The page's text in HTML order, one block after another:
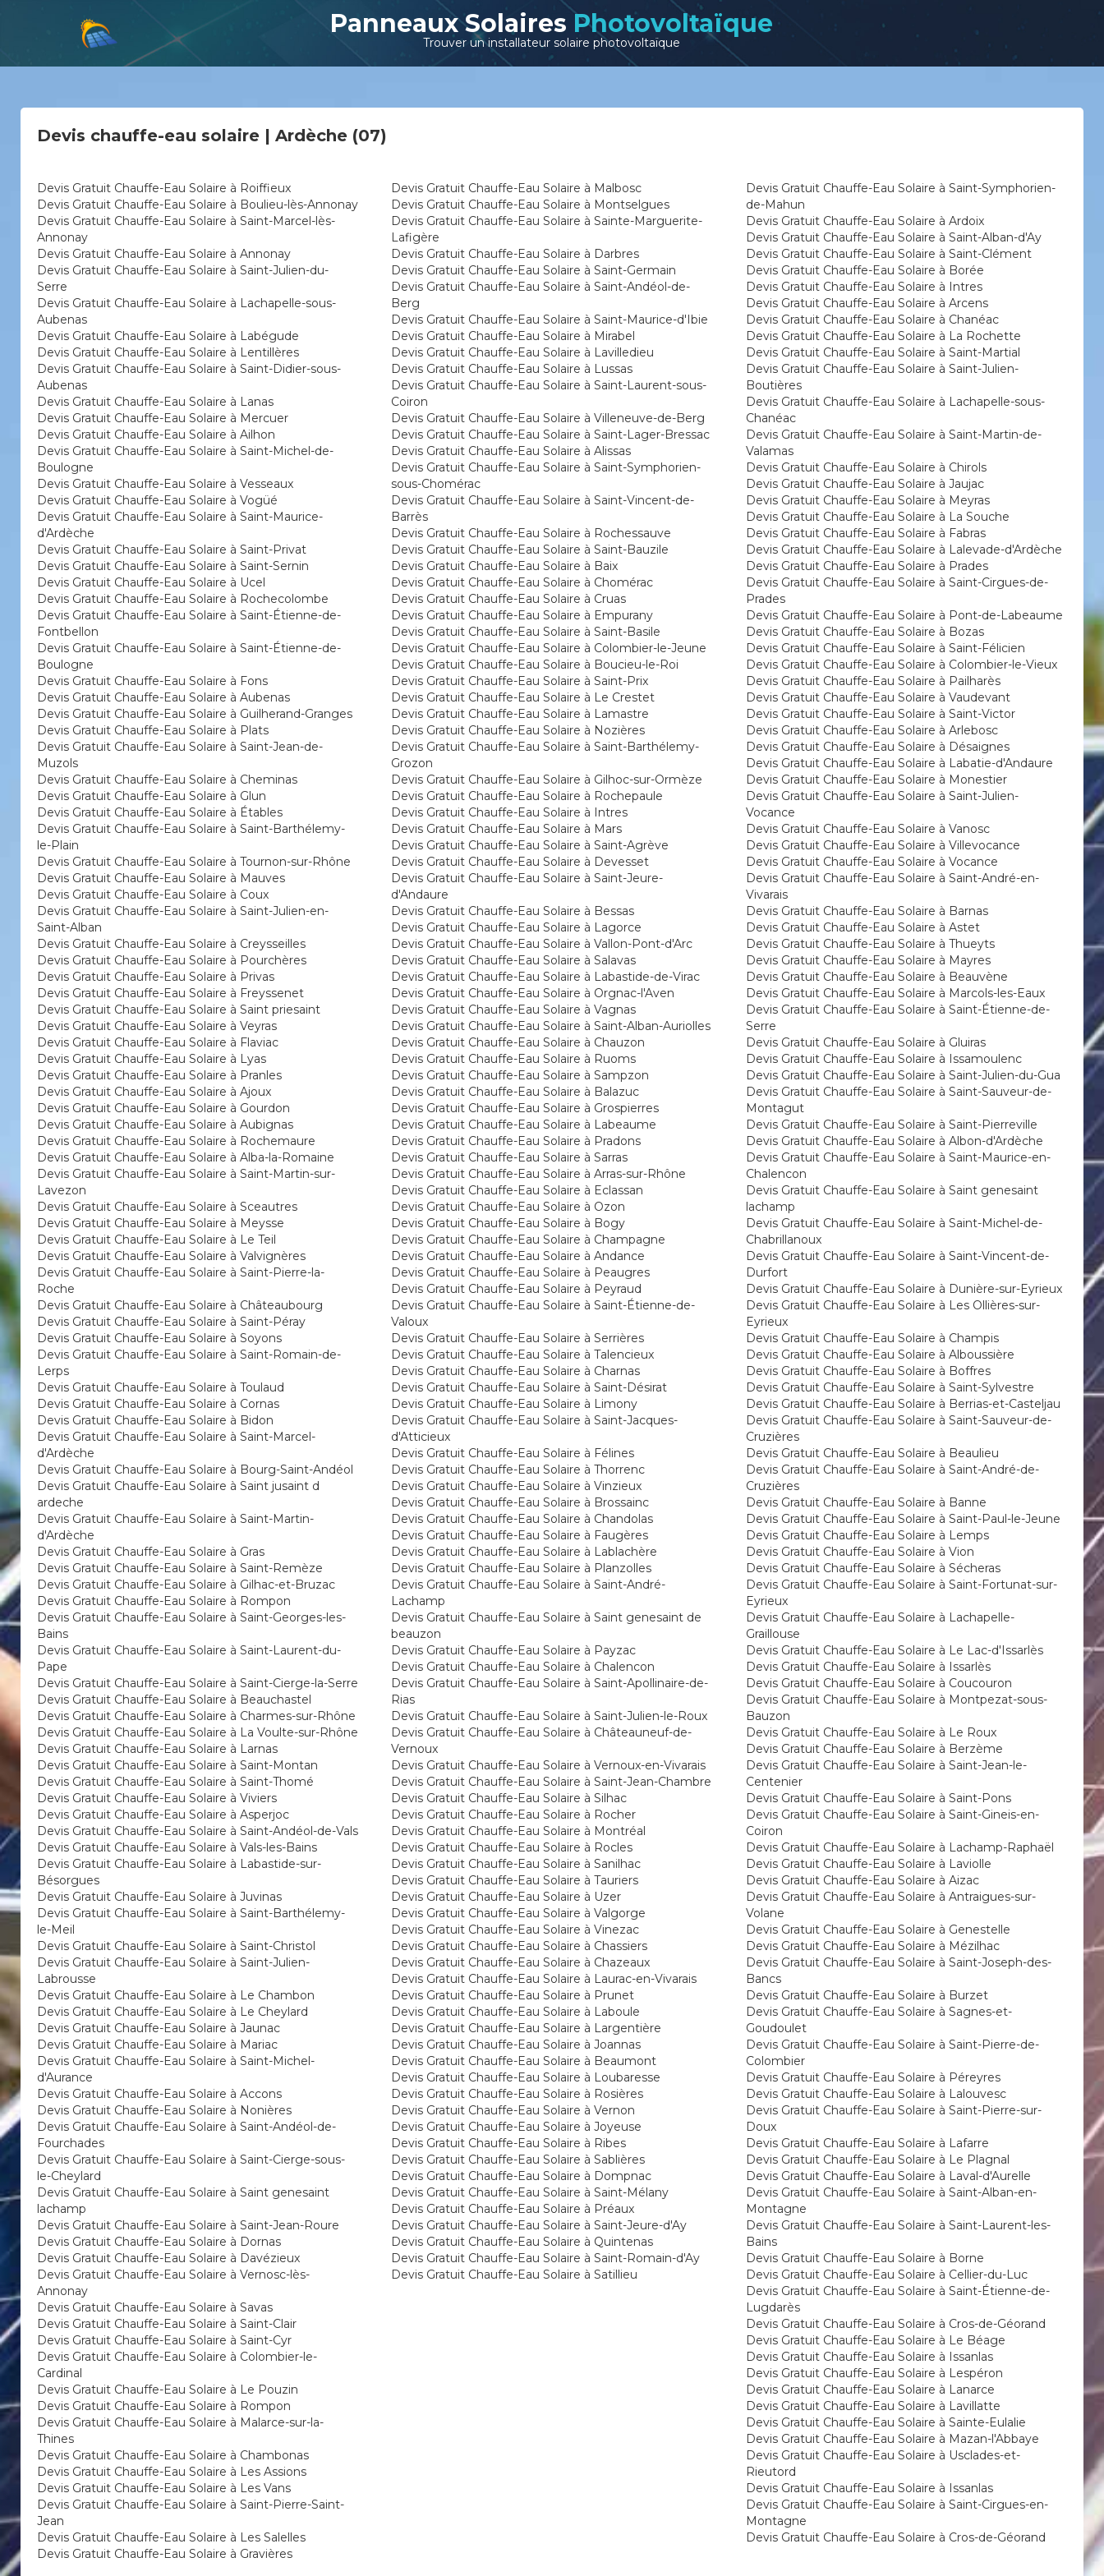
Panneaux Solaires Photovoltaïque
Trouver un installateur solaire photovoltaïque
Devis chauffe-eau solaire | Ardèche (07)
Devis Gratuit Chauffe-Eau Solaire à Roiffieux
Devis Gratuit Chauffe-Eau Solaire à Boulieu-lès-Annonay
Devis Gratuit Chauffe-Eau Solaire à Saint-Marcel-lès-
Annonay
Devis Gratuit Chauffe-Eau Solaire à Annonay
Devis Gratuit Chauffe-Eau Solaire à Saint-Julien-du-
Serre
Devis Gratuit Chauffe-Eau Solaire à Lachapelle-sous-
Aubenas
Devis Gratuit Chauffe-Eau Solaire à Labégude
Devis Gratuit Chauffe-Eau Solaire à Lentillères
Devis Gratuit Chauffe-Eau Solaire à Saint-Didier-sous-
Aubenas
Devis Gratuit Chauffe-Eau Solaire à Lanas
Devis Gratuit Chauffe-Eau Solaire à Mercuer
Devis Gratuit Chauffe-Eau Solaire à Ailhon
Devis Gratuit Chauffe-Eau Solaire à Saint-Michel-de-
Boulogne
Devis Gratuit Chauffe-Eau Solaire à Vesseaux
Devis Gratuit Chauffe-Eau Solaire à Vogüé
Devis Gratuit Chauffe-Eau Solaire à Saint-Maurice-
d'Ardèche
Devis Gratuit Chauffe-Eau Solaire à Saint-Privat
Devis Gratuit Chauffe-Eau Solaire à Saint-Sernin
Devis Gratuit Chauffe-Eau Solaire à Ucel
Devis Gratuit Chauffe-Eau Solaire à Rochecolombe
Devis Gratuit Chauffe-Eau Solaire à Saint-Étienne-de-
Fontbellon
Devis Gratuit Chauffe-Eau Solaire à Saint-Étienne-de-
Boulogne
Devis Gratuit Chauffe-Eau Solaire à Fons
Devis Gratuit Chauffe-Eau Solaire à Aubenas
Devis Gratuit Chauffe-Eau Solaire à Guilherand-Granges
Devis Gratuit Chauffe-Eau Solaire à Plats
Devis Gratuit Chauffe-Eau Solaire à Saint-Jean-de-
Muzols
Devis Gratuit Chauffe-Eau Solaire à Cheminas
Devis Gratuit Chauffe-Eau Solaire à Glun
Devis Gratuit Chauffe-Eau Solaire à Étables
Devis Gratuit Chauffe-Eau Solaire à Saint-Barthélemy-
le-Plain
Devis Gratuit Chauffe-Eau Solaire à Tournon-sur-Rhône
Devis Gratuit Chauffe-Eau Solaire à Mauves
Devis Gratuit Chauffe-Eau Solaire à Coux
Devis Gratuit Chauffe-Eau Solaire à Saint-Julien-en-
Saint-Alban
Devis Gratuit Chauffe-Eau Solaire à Creysseilles
Devis Gratuit Chauffe-Eau Solaire à Pourchères
Devis Gratuit Chauffe-Eau Solaire à Privas
Devis Gratuit Chauffe-Eau Solaire à Freyssenet
Devis Gratuit Chauffe-Eau Solaire à Saint priesaint
Devis Gratuit Chauffe-Eau Solaire à Veyras
Devis Gratuit Chauffe-Eau Solaire à Flaviac
Devis Gratuit Chauffe-Eau Solaire à Lyas
Devis Gratuit Chauffe-Eau Solaire à Pranles
Devis Gratuit Chauffe-Eau Solaire à Ajoux
Devis Gratuit Chauffe-Eau Solaire à Gourdon
Devis Gratuit Chauffe-Eau Solaire à Aubignas
Devis Gratuit Chauffe-Eau Solaire à Rochemaure
Devis Gratuit Chauffe-Eau Solaire à Alba-la-Romaine
Devis Gratuit Chauffe-Eau Solaire à Saint-Martin-sur-
Lavezon
Devis Gratuit Chauffe-Eau Solaire à Sceautres
Devis Gratuit Chauffe-Eau Solaire à Meysse
Devis Gratuit Chauffe-Eau Solaire à Le Teil
Devis Gratuit Chauffe-Eau Solaire à Valvignères
Devis Gratuit Chauffe-Eau Solaire à Saint-Pierre-la-
Roche
Devis Gratuit Chauffe-Eau Solaire à Châteaubourg
Devis Gratuit Chauffe-Eau Solaire à Saint-Péray
Devis Gratuit Chauffe-Eau Solaire à Soyons
Devis Gratuit Chauffe-Eau Solaire à Saint-Romain-de-
Lerps
Devis Gratuit Chauffe-Eau Solaire à Toulaud
Devis Gratuit Chauffe-Eau Solaire à Cornas
Devis Gratuit Chauffe-Eau Solaire à Bidon
Devis Gratuit Chauffe-Eau Solaire à Saint-Marcel-
d'Ardèche
Devis Gratuit Chauffe-Eau Solaire à Bourg-Saint-Andéol
Devis Gratuit Chauffe-Eau Solaire à Saint jusaint d
ardeche
Devis Gratuit Chauffe-Eau Solaire à Saint-Martin-
d'Ardèche
Devis Gratuit Chauffe-Eau Solaire à Gras
Devis Gratuit Chauffe-Eau Solaire à Saint-Remèze
Devis Gratuit Chauffe-Eau Solaire à Gilhac-et-Bruzac
Devis Gratuit Chauffe-Eau Solaire à Rompon
Devis Gratuit Chauffe-Eau Solaire à Saint-Georges-les-
Bains
Devis Gratuit Chauffe-Eau Solaire à Saint-Laurent-du-
Pape
Devis Gratuit Chauffe-Eau Solaire à Saint-Cierge-la-Serre
Devis Gratuit Chauffe-Eau Solaire à Beauchastel
Devis Gratuit Chauffe-Eau Solaire à Charmes-sur-Rhône
Devis Gratuit Chauffe-Eau Solaire à La Voulte-sur-Rhône
Devis Gratuit Chauffe-Eau Solaire à Larnas
Devis Gratuit Chauffe-Eau Solaire à Saint-Montan
Devis Gratuit Chauffe-Eau Solaire à Saint-Thomé
Devis Gratuit Chauffe-Eau Solaire à Viviers
Devis Gratuit Chauffe-Eau Solaire à Asperjoc
Devis Gratuit Chauffe-Eau Solaire à Saint-Andéol-de-Vals
Devis Gratuit Chauffe-Eau Solaire à Vals-les-Bains
Devis Gratuit Chauffe-Eau Solaire à Labastide-sur-
Bésorgues
Devis Gratuit Chauffe-Eau Solaire à Juvinas
Devis Gratuit Chauffe-Eau Solaire à Saint-Barthélemy-
le-Meil
Devis Gratuit Chauffe-Eau Solaire à Saint-Christol
Devis Gratuit Chauffe-Eau Solaire à Saint-Julien-
Labrousse
Devis Gratuit Chauffe-Eau Solaire à Le Chambon
Devis Gratuit Chauffe-Eau Solaire à Le Cheylard
Devis Gratuit Chauffe-Eau Solaire à Jaunac
Devis Gratuit Chauffe-Eau Solaire à Mariac
Devis Gratuit Chauffe-Eau Solaire à Saint-Michel-
d'Aurance
Devis Gratuit Chauffe-Eau Solaire à Accons
Devis Gratuit Chauffe-Eau Solaire à Nonières
Devis Gratuit Chauffe-Eau Solaire à Saint-Andéol-de-
Fourchades
Devis Gratuit Chauffe-Eau Solaire à Saint-Cierge-sous-
le-Cheylard
Devis Gratuit Chauffe-Eau Solaire à Saint genesaint
lachamp
Devis Gratuit Chauffe-Eau Solaire à Saint-Jean-Roure
Devis Gratuit Chauffe-Eau Solaire à Dornas
Devis Gratuit Chauffe-Eau Solaire à Davézieux
Devis Gratuit Chauffe-Eau Solaire à Vernosc-lès-
Annonay
Devis Gratuit Chauffe-Eau Solaire à Savas
Devis Gratuit Chauffe-Eau Solaire à Saint-Clair
Devis Gratuit Chauffe-Eau Solaire à Saint-Cyr
Devis Gratuit Chauffe-Eau Solaire à Colombier-le-
Cardinal
Devis Gratuit Chauffe-Eau Solaire à Le Pouzin
Devis Gratuit Chauffe-Eau Solaire à Rompon
Devis Gratuit Chauffe-Eau Solaire à Malarce-sur-la-
Thines
Devis Gratuit Chauffe-Eau Solaire à Chambonas
Devis Gratuit Chauffe-Eau Solaire à Les Assions
Devis Gratuit Chauffe-Eau Solaire à Les Vans
Devis Gratuit Chauffe-Eau Solaire à Saint-Pierre-Saint-
Jean
Devis Gratuit Chauffe-Eau Solaire à Les Salelles
Devis Gratuit Chauffe-Eau Solaire à Gravières
Devis Gratuit Chauffe-Eau Solaire à Malbosc
Devis Gratuit Chauffe-Eau Solaire à Montselgues
Devis Gratuit Chauffe-Eau Solaire à Sainte-Marguerite-
Lafigère
Devis Gratuit Chauffe-Eau Solaire à Darbres
Devis Gratuit Chauffe-Eau Solaire à Saint-Germain
Devis Gratuit Chauffe-Eau Solaire à Saint-Andéol-de-
Berg
Devis Gratuit Chauffe-Eau Solaire à Saint-Maurice-d'Ibie
Devis Gratuit Chauffe-Eau Solaire à Mirabel
Devis Gratuit Chauffe-Eau Solaire à Lavilledieu
Devis Gratuit Chauffe-Eau Solaire à Lussas
Devis Gratuit Chauffe-Eau Solaire à Saint-Laurent-sous-
Coiron
Devis Gratuit Chauffe-Eau Solaire à Villeneuve-de-Berg
Devis Gratuit Chauffe-Eau Solaire à Saint-Lager-Bressac
Devis Gratuit Chauffe-Eau Solaire à Alissas
Devis Gratuit Chauffe-Eau Solaire à Saint-Symphorien-
sous-Chomérac
Devis Gratuit Chauffe-Eau Solaire à Saint-Vincent-de-
Barrès
Devis Gratuit Chauffe-Eau Solaire à Rochessauve
Devis Gratuit Chauffe-Eau Solaire à Saint-Bauzile
Devis Gratuit Chauffe-Eau Solaire à Baix
Devis Gratuit Chauffe-Eau Solaire à Chomérac
Devis Gratuit Chauffe-Eau Solaire à Cruas
Devis Gratuit Chauffe-Eau Solaire à Empurany
Devis Gratuit Chauffe-Eau Solaire à Saint-Basile
Devis Gratuit Chauffe-Eau Solaire à Colombier-le-Jeune
Devis Gratuit Chauffe-Eau Solaire à Boucieu-le-Roi
Devis Gratuit Chauffe-Eau Solaire à Saint-Prix
Devis Gratuit Chauffe-Eau Solaire à Le Crestet
Devis Gratuit Chauffe-Eau Solaire à Lamastre
Devis Gratuit Chauffe-Eau Solaire à Nozières
Devis Gratuit Chauffe-Eau Solaire à Saint-Barthélemy-
Grozon
Devis Gratuit Chauffe-Eau Solaire à Gilhoc-sur-Ormèze
Devis Gratuit Chauffe-Eau Solaire à Rochepaule
Devis Gratuit Chauffe-Eau Solaire à Intres
Devis Gratuit Chauffe-Eau Solaire à Mars
Devis Gratuit Chauffe-Eau Solaire à Saint-Agrève
Devis Gratuit Chauffe-Eau Solaire à Devesset
Devis Gratuit Chauffe-Eau Solaire à Saint-Jeure-
d'Andaure
Devis Gratuit Chauffe-Eau Solaire à Bessas
Devis Gratuit Chauffe-Eau Solaire à Lagorce
Devis Gratuit Chauffe-Eau Solaire à Vallon-Pont-d'Arc
Devis Gratuit Chauffe-Eau Solaire à Salavas
Devis Gratuit Chauffe-Eau Solaire à Labastide-de-Virac
Devis Gratuit Chauffe-Eau Solaire à Orgnac-l'Aven
Devis Gratuit Chauffe-Eau Solaire à Vagnas
Devis Gratuit Chauffe-Eau Solaire à Saint-Alban-Auriolles
Devis Gratuit Chauffe-Eau Solaire à Chauzon
Devis Gratuit Chauffe-Eau Solaire à Ruoms
Devis Gratuit Chauffe-Eau Solaire à Sampzon
Devis Gratuit Chauffe-Eau Solaire à Balazuc
Devis Gratuit Chauffe-Eau Solaire à Grospierres
Devis Gratuit Chauffe-Eau Solaire à Labeaume
Devis Gratuit Chauffe-Eau Solaire à Pradons
Devis Gratuit Chauffe-Eau Solaire à Sarras
Devis Gratuit Chauffe-Eau Solaire à Arras-sur-Rhône
Devis Gratuit Chauffe-Eau Solaire à Eclassan
Devis Gratuit Chauffe-Eau Solaire à Ozon
Devis Gratuit Chauffe-Eau Solaire à Bogy
Devis Gratuit Chauffe-Eau Solaire à Champagne
Devis Gratuit Chauffe-Eau Solaire à Andance
Devis Gratuit Chauffe-Eau Solaire à Peaugres
Devis Gratuit Chauffe-Eau Solaire à Peyraud
Devis Gratuit Chauffe-Eau Solaire à Saint-Étienne-de-
Valoux
Devis Gratuit Chauffe-Eau Solaire à Serrières
Devis Gratuit Chauffe-Eau Solaire à Talencieux
Devis Gratuit Chauffe-Eau Solaire à Charnas
Devis Gratuit Chauffe-Eau Solaire à Saint-Désirat
Devis Gratuit Chauffe-Eau Solaire à Limony
Devis Gratuit Chauffe-Eau Solaire à Saint-Jacques-
d'Atticieux
Devis Gratuit Chauffe-Eau Solaire à Félines
Devis Gratuit Chauffe-Eau Solaire à Thorrenc
Devis Gratuit Chauffe-Eau Solaire à Vinzieux
Devis Gratuit Chauffe-Eau Solaire à Brossainc
Devis Gratuit Chauffe-Eau Solaire à Chandolas
Devis Gratuit Chauffe-Eau Solaire à Faugères
Devis Gratuit Chauffe-Eau Solaire à Lablachère
Devis Gratuit Chauffe-Eau Solaire à Planzolles
Devis Gratuit Chauffe-Eau Solaire à Saint-André-
Lachamp
Devis Gratuit Chauffe-Eau Solaire à Saint genesaint de
beauzon
Devis Gratuit Chauffe-Eau Solaire à Payzac
Devis Gratuit Chauffe-Eau Solaire à Chalencon
Devis Gratuit Chauffe-Eau Solaire à Saint-Apollinaire-de-
Rias
Devis Gratuit Chauffe-Eau Solaire à Saint-Julien-le-Roux
Devis Gratuit Chauffe-Eau Solaire à Châteauneuf-de-
Vernoux
Devis Gratuit Chauffe-Eau Solaire à Vernoux-en-Vivarais
Devis Gratuit Chauffe-Eau Solaire à Saint-Jean-Chambre
Devis Gratuit Chauffe-Eau Solaire à Silhac
Devis Gratuit Chauffe-Eau Solaire à Rocher
Devis Gratuit Chauffe-Eau Solaire à Montréal
Devis Gratuit Chauffe-Eau Solaire à Rocles
Devis Gratuit Chauffe-Eau Solaire à Sanilhac
Devis Gratuit Chauffe-Eau Solaire à Tauriers
Devis Gratuit Chauffe-Eau Solaire à Uzer
Devis Gratuit Chauffe-Eau Solaire à Valgorge
Devis Gratuit Chauffe-Eau Solaire à Vinezac
Devis Gratuit Chauffe-Eau Solaire à Chassiers
Devis Gratuit Chauffe-Eau Solaire à Chazeaux
Devis Gratuit Chauffe-Eau Solaire à Laurac-en-Vivarais
Devis Gratuit Chauffe-Eau Solaire à Prunet
Devis Gratuit Chauffe-Eau Solaire à Laboule
Devis Gratuit Chauffe-Eau Solaire à Largentière
Devis Gratuit Chauffe-Eau Solaire à Joannas
Devis Gratuit Chauffe-Eau Solaire à Beaumont
Devis Gratuit Chauffe-Eau Solaire à Loubaresse
Devis Gratuit Chauffe-Eau Solaire à Rosières
Devis Gratuit Chauffe-Eau Solaire à Vernon
Devis Gratuit Chauffe-Eau Solaire à Joyeuse
Devis Gratuit Chauffe-Eau Solaire à Ribes
Devis Gratuit Chauffe-Eau Solaire à Sablières
Devis Gratuit Chauffe-Eau Solaire à Dompnac
Devis Gratuit Chauffe-Eau Solaire à Saint-Mélany
Devis Gratuit Chauffe-Eau Solaire à Préaux
Devis Gratuit Chauffe-Eau Solaire à Saint-Jeure-d'Ay
Devis Gratuit Chauffe-Eau Solaire à Quintenas
Devis Gratuit Chauffe-Eau Solaire à Saint-Romain-d'Ay
Devis Gratuit Chauffe-Eau Solaire à Satillieu
Devis Gratuit Chauffe-Eau Solaire à Saint-Symphorien-
de-Mahun
Devis Gratuit Chauffe-Eau Solaire à Ardoix
Devis Gratuit Chauffe-Eau Solaire à Saint-Alban-d'Ay
Devis Gratuit Chauffe-Eau Solaire à Saint-Clément
Devis Gratuit Chauffe-Eau Solaire à Borée
Devis Gratuit Chauffe-Eau Solaire à Intres
Devis Gratuit Chauffe-Eau Solaire à Arcens
Devis Gratuit Chauffe-Eau Solaire à Chanéac
Devis Gratuit Chauffe-Eau Solaire à La Rochette
Devis Gratuit Chauffe-Eau Solaire à Saint-Martial
Devis Gratuit Chauffe-Eau Solaire à Saint-Julien-
Boutières
Devis Gratuit Chauffe-Eau Solaire à Lachapelle-sous-
Chanéac
Devis Gratuit Chauffe-Eau Solaire à Saint-Martin-de-
Valamas
Devis Gratuit Chauffe-Eau Solaire à Chirols
Devis Gratuit Chauffe-Eau Solaire à Jaujac
Devis Gratuit Chauffe-Eau Solaire à Meyras
Devis Gratuit Chauffe-Eau Solaire à La Souche
Devis Gratuit Chauffe-Eau Solaire à Fabras
Devis Gratuit Chauffe-Eau Solaire à Lalevade-d'Ardèche
Devis Gratuit Chauffe-Eau Solaire à Prades
Devis Gratuit Chauffe-Eau Solaire à Saint-Cirgues-de-
Prades
Devis Gratuit Chauffe-Eau Solaire à Pont-de-Labeaume
Devis Gratuit Chauffe-Eau Solaire à Bozas
Devis Gratuit Chauffe-Eau Solaire à Saint-Félicien
Devis Gratuit Chauffe-Eau Solaire à Colombier-le-Vieux
Devis Gratuit Chauffe-Eau Solaire à Pailharès
Devis Gratuit Chauffe-Eau Solaire à Vaudevant
Devis Gratuit Chauffe-Eau Solaire à Saint-Victor
Devis Gratuit Chauffe-Eau Solaire à Arlebosc
Devis Gratuit Chauffe-Eau Solaire à Désaignes
Devis Gratuit Chauffe-Eau Solaire à Labatie-d'Andaure
Devis Gratuit Chauffe-Eau Solaire à Monestier
Devis Gratuit Chauffe-Eau Solaire à Saint-Julien-
Vocance
Devis Gratuit Chauffe-Eau Solaire à Vanosc
Devis Gratuit Chauffe-Eau Solaire à Villevocance
Devis Gratuit Chauffe-Eau Solaire à Vocance
Devis Gratuit Chauffe-Eau Solaire à Saint-André-en-
Vivarais
Devis Gratuit Chauffe-Eau Solaire à Barnas
Devis Gratuit Chauffe-Eau Solaire à Astet
Devis Gratuit Chauffe-Eau Solaire à Thueyts
Devis Gratuit Chauffe-Eau Solaire à Mayres
Devis Gratuit Chauffe-Eau Solaire à Beauvène
Devis Gratuit Chauffe-Eau Solaire à Marcols-les-Eaux
Devis Gratuit Chauffe-Eau Solaire à Saint-Étienne-de-
Serre
Devis Gratuit Chauffe-Eau Solaire à Gluiras
Devis Gratuit Chauffe-Eau Solaire à Issamoulenc
Devis Gratuit Chauffe-Eau Solaire à Saint-Julien-du-Gua
Devis Gratuit Chauffe-Eau Solaire à Saint-Sauveur-de-
Montagut
Devis Gratuit Chauffe-Eau Solaire à Saint-Pierreville
Devis Gratuit Chauffe-Eau Solaire à Albon-d'Ardèche
Devis Gratuit Chauffe-Eau Solaire à Saint-Maurice-en-
Chalencon
Devis Gratuit Chauffe-Eau Solaire à Saint genesaint
lachamp
Devis Gratuit Chauffe-Eau Solaire à Saint-Michel-de-
Chabrillanoux
Devis Gratuit Chauffe-Eau Solaire à Saint-Vincent-de-
Durfort
Devis Gratuit Chauffe-Eau Solaire à Dunière-sur-Eyrieux
Devis Gratuit Chauffe-Eau Solaire à Les Ollières-sur-
Eyrieux
Devis Gratuit Chauffe-Eau Solaire à Champis
Devis Gratuit Chauffe-Eau Solaire à Alboussière
Devis Gratuit Chauffe-Eau Solaire à Boffres
Devis Gratuit Chauffe-Eau Solaire à Saint-Sylvestre
Devis Gratuit Chauffe-Eau Solaire à Berrias-et-Casteljau
Devis Gratuit Chauffe-Eau Solaire à Saint-Sauveur-de-
Cruzières
Devis Gratuit Chauffe-Eau Solaire à Beaulieu
Devis Gratuit Chauffe-Eau Solaire à Saint-André-de-
Cruzières
Devis Gratuit Chauffe-Eau Solaire à Banne
Devis Gratuit Chauffe-Eau Solaire à Saint-Paul-le-Jeune
Devis Gratuit Chauffe-Eau Solaire à Lemps
Devis Gratuit Chauffe-Eau Solaire à Vion
Devis Gratuit Chauffe-Eau Solaire à Sécheras
Devis Gratuit Chauffe-Eau Solaire à Saint-Fortunat-sur-
Eyrieux
Devis Gratuit Chauffe-Eau Solaire à Lachapelle-
Graillouse
Devis Gratuit Chauffe-Eau Solaire à Le Lac-d'Issarlès
Devis Gratuit Chauffe-Eau Solaire à Issarlès
Devis Gratuit Chauffe-Eau Solaire à Coucouron
Devis Gratuit Chauffe-Eau Solaire à Montpezat-sous-
Bauzon
Devis Gratuit Chauffe-Eau Solaire à Le Roux
Devis Gratuit Chauffe-Eau Solaire à Berzème
Devis Gratuit Chauffe-Eau Solaire à Saint-Jean-le-
Centenier
Devis Gratuit Chauffe-Eau Solaire à Saint-Pons
Devis Gratuit Chauffe-Eau Solaire à Saint-Gineis-en-
Coiron
Devis Gratuit Chauffe-Eau Solaire à Lachamp-Raphaël
Devis Gratuit Chauffe-Eau Solaire à Laviolle
Devis Gratuit Chauffe-Eau Solaire à Aizac
Devis Gratuit Chauffe-Eau Solaire à Antraigues-sur-
Volane
Devis Gratuit Chauffe-Eau Solaire à Genestelle
Devis Gratuit Chauffe-Eau Solaire à Mézilhac
Devis Gratuit Chauffe-Eau Solaire à Saint-Joseph-des-
Bancs
Devis Gratuit Chauffe-Eau Solaire à Burzet
Devis Gratuit Chauffe-Eau Solaire à Sagnes-et-
Goudoulet
Devis Gratuit Chauffe-Eau Solaire à Saint-Pierre-de-
Colombier
Devis Gratuit Chauffe-Eau Solaire à Péreyres
Devis Gratuit Chauffe-Eau Solaire à Lalouvesc
Devis Gratuit Chauffe-Eau Solaire à Saint-Pierre-sur-
Doux
Devis Gratuit Chauffe-Eau Solaire à Lafarre
Devis Gratuit Chauffe-Eau Solaire à Le Plagnal
Devis Gratuit Chauffe-Eau Solaire à Laval-d'Aurelle
Devis Gratuit Chauffe-Eau Solaire à Saint-Alban-en-
Montagne
Devis Gratuit Chauffe-Eau Solaire à Saint-Laurent-les-
Bains
Devis Gratuit Chauffe-Eau Solaire à Borne
Devis Gratuit Chauffe-Eau Solaire à Cellier-du-Luc
Devis Gratuit Chauffe-Eau Solaire à Saint-Étienne-de-
Lugdarès
Devis Gratuit Chauffe-Eau Solaire à Cros-de-Géorand
Devis Gratuit Chauffe-Eau Solaire à Le Béage
Devis Gratuit Chauffe-Eau Solaire à Issanlas
Devis Gratuit Chauffe-Eau Solaire à Lespéron
Devis Gratuit Chauffe-Eau Solaire à Lanarce
Devis Gratuit Chauffe-Eau Solaire à Lavillatte
Devis Gratuit Chauffe-Eau Solaire à Sainte-Eulalie
Devis Gratuit Chauffe-Eau Solaire à Mazan-l'Abbaye
Devis Gratuit Chauffe-Eau Solaire à Usclades-et-
Rieutord
Devis Gratuit Chauffe-Eau Solaire à Issanlas
Devis Gratuit Chauffe-Eau Solaire à Saint-Cirgues-en-
Montagne
Devis Gratuit Chauffe-Eau Solaire à Cros-de-Géorand